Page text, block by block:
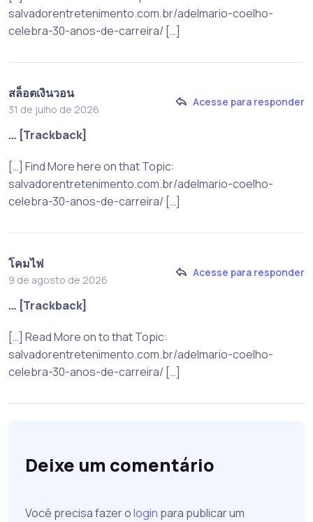
salvadorentretenimento.com.br/adelmario-coelho-
celebra-30-anos-de-carreira/ […]
สล็อตเงินวอน
31 de julho de 2026
Acesse para responder
… [Trackback]
[…] Find More here on that Topic:
salvadorentretenimento.com.br/adelmario-coelho-
celebra-30-anos-de-carreira/ […]
โคมไฟ
9 de agosto de 2026
Acesse para responder
… [Trackback]
[…] Read More on to that Topic:
salvadorentretenimento.com.br/adelmario-coelho-
celebra-30-anos-de-carreira/ […]
Deixe um comentário
Você precisa fazer ologin para publicar um